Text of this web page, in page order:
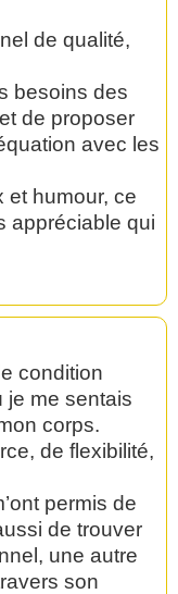
de qualité,
besoins des
de proposer
avec les
et humour, ce
appréciable qui
condition
je me sentais
corps.
de flexibilité,
permis de
de trouver
une autre
son